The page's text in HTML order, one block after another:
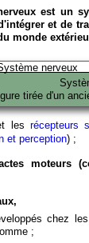
est un
et de
monde
tirée d'un
les récepteurs
et perception) ;
moteurs
chez
;